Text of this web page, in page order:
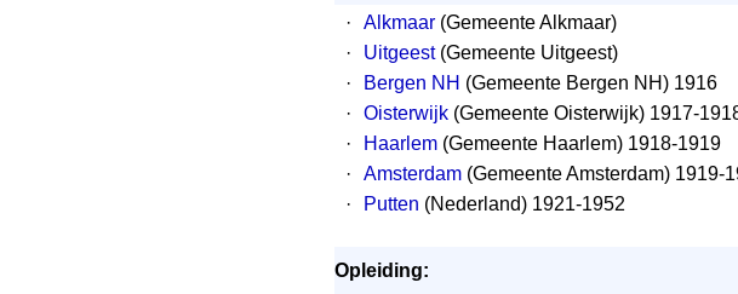
·
Alkmaar (Gemeente Alkmaar)
·
Uitgeest(Gemeente Uitgeest)
·
Bergen NH (Gemeente Bergen NH) 1916
·
Oisterwijk (Gemeente Oisterwijk) 1917-
·
Haarlem (Gemeente Haarlem) 1918-1919
·
Amsterdam (Gemeente Amsterdam) 1919-
·
Putten (Nederland) 1921-1952
Opleiding: